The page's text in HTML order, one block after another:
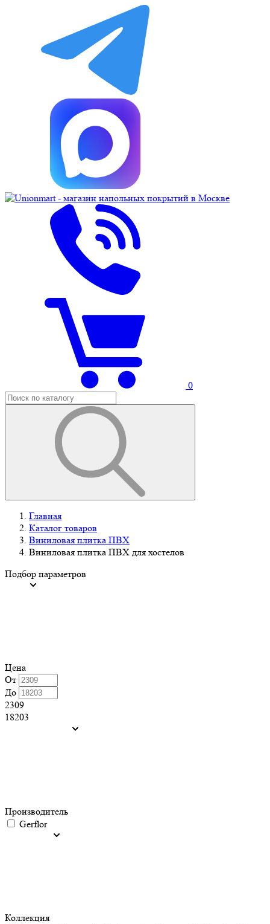
0
Главная
Каталог товаров
Виниловая плитка ПВХ
Виниловая плитка ПВХ для хостелов
Подбор параметров
Цена
От
До
2309
18203
Производитель
Gerflor
Коллекция